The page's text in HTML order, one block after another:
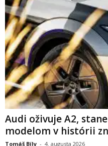
Audi oživuje A2,
modelom v histórii
Tomáš Bíly - 4. augusta 2026